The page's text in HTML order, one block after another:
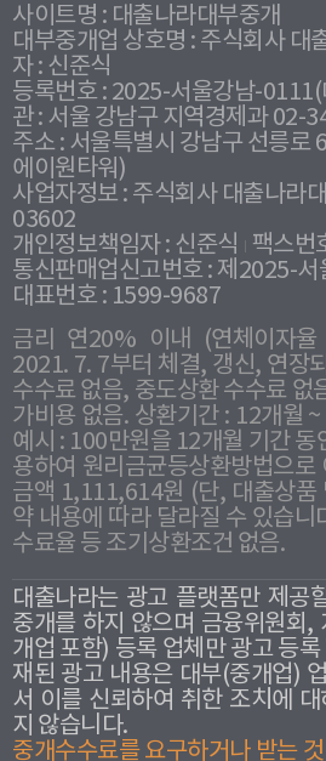
사이트명 : 대출나라대부중개
대부중개업 상호명 : 주식회사 대
자 : 신준식
등록번호 : 2025-서울강남-
관 : 서울 강남구 지역경제과 02-
주소 : 서울특별시 강남구 선릉로
에이원타워)
사업자정보 : 주식회사 대출나라
03602
개인정보책임자 : 신준식
팩스번
통신판매업신고번호 : 제2025-
대표번호 : 1599-9687
금리 연20% 이내 (연체이자
2021. 7. 7부터 체결, 갱신, 연장
수수료 없음, 중도상환 수수료 없
가비용 없음. 상환기간 : 12개월
예시 : 100만원을 12개월 기간 동
용하여 원리금균등상환방법으로
금액 1,111,614원 (단, 대출상품
약 내용에 따라 달라질 수 있습
수료율 등 조기상환조건 없음.
대출나라는 광고 플랫폼만 제공
중개를 하지 않으며 금융위원회,
개업 포함) 등록 업체만 광고 등록
재된 광고 내용은 대부(중개업)
서 이를 신뢰하여 취한 조치에
지 않습니다.
중개수수료를 요구하거나 받는